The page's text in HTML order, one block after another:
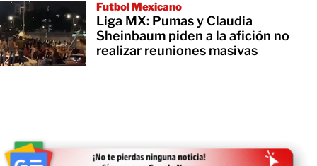
Futbol Mexicano
Liga MX: Pumas y Claudia
Sheinbaum piden a la afición no
realizar reuniones masivas